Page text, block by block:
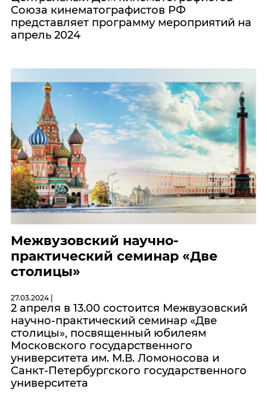
Союза кинематографистов РФ
представляет программу мероприятий на
апрель 2024
Межвузовский научно-
практический семинар «Две
столицы»
27.03.2024 |
2 апреля в 13.00 состоится Межвузовский
научно-практический семинар «Две
столицы», посвященный юбилеям
Московского государственного
университета им. М.В. Ломоносова и
Санкт-Петербургского государственного
университета